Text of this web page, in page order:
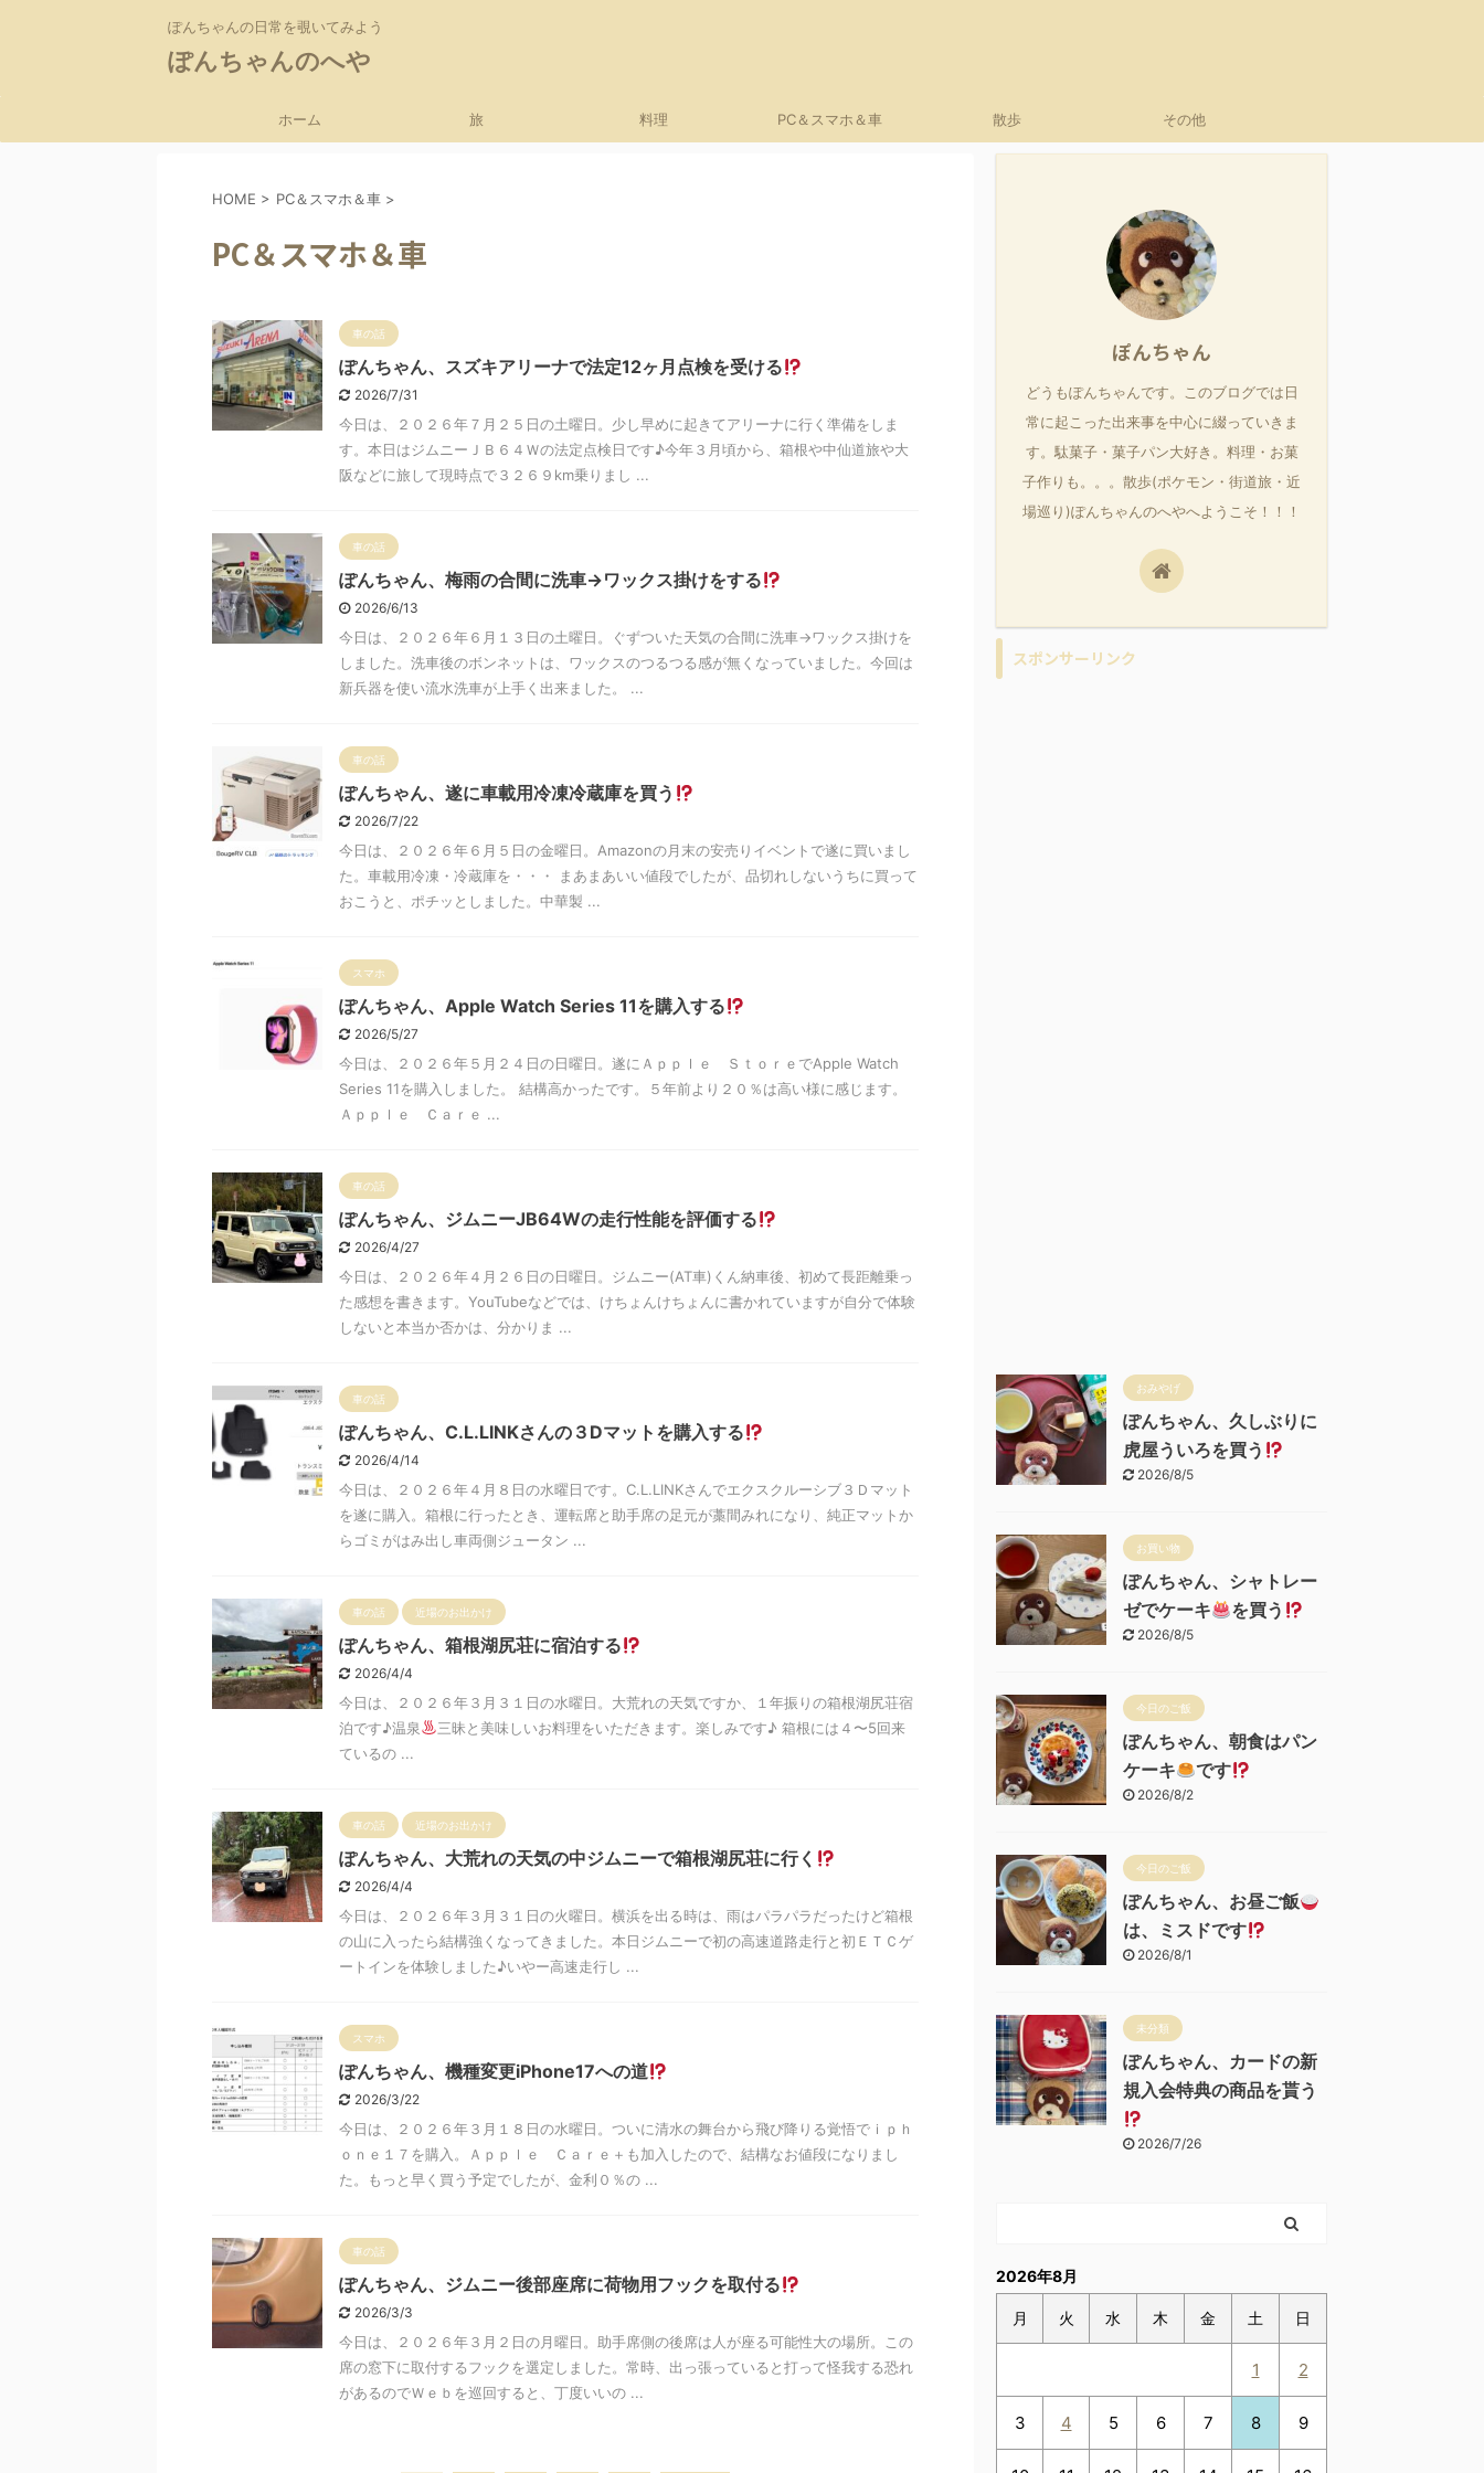
ぽんちゃんの日常を覗いてみよう
ぽんちゃんのへや
ホーム 旅 料理 PC＆スマホ＆車 散歩 その他
HOME > PC＆スマホ＆車 >
PC＆スマホ＆車
車の話
ぽんちゃん、スズキアリーナで法定12ヶ月点検を受ける
2026/7/31
今日は、２０２６年７月２５日の土曜日。少し早めに起きてアリーナに行く準備をしま
す。本日はジムニーＪＢ６４Ｗの法定点検日です♪今年３月頃から、箱根や中仙道旅や大
阪などに旅して現時点で３２６９km乗りまし ...
車の話
ぽんちゃん、梅雨の合間に洗車→ワックス掛けをする
2026/6/13
今日は、２０２６年６月１３日の土曜日。ぐずついた天気の合間に洗車→ワックス掛けを
しました。洗車後のボンネットは、ワックスのつるつる感が無くなっていました。今回は
新兵器を使い流水洗車が上手く出来ました。 ...
車の話
ぽんちゃん、遂に車載用冷凍冷蔵庫を買う
2026/7/22
今日は、２０２６年６月５日の金曜日。Amazonの月末の安売りイベントで遂に買いまし
た。車載用冷凍・冷蔵庫を・・・ まあまあいい値段でしたが、品切れしないうちに買って
おこうと、ポチッとしました。中華製 ...
スマホ
ぽんちゃん、Apple Watch Series 11を購入する
2026/5/27
今日は、２０２６年５月２４日の日曜日。遂にＡｐｐｌｅ ＳｔｏｒｅでApple Watch
Series 11を購入しました。 結構高かったです。５年前より２０％は高い様に感じます。
Ａｐｐｌｅ Ｃａｒｅ ...
車の話
ぽんちゃん、ジムニーJB64Wの走行性能を評価する
2026/4/27
今日は、２０２６年４月２６日の日曜日。ジムニー(AT車)くん納車後、初めて長距離乗っ
た感想を書きます。YouTubeなどでは、けちょんけちょんに書かれていますが自分で体験
しないと本当か否かは、分かりま ...
車の話
ぽんちゃん、C.L.LINKさんの３Dマットを購入する
2026/4/14
今日は、２０２６年４月８日の水曜日です。C.L.LINKさんでエクスクルーシブ３Ｄマット
を遂に購入。箱根に行ったとき、運転席と助手席の足元が藁間みれになり、純正マットか
らゴミがはみ出し車両側ジュータン ...
車の話 近場のお出かけ
ぽんちゃん、箱根湖尻荘に宿泊する
2026/4/4
今日は、２０２６年３月３１日の水曜日。大荒れの天気ですか、１年振りの箱根湖尻荘宿
泊です♪温泉
三昧と美味しいお料理をいただきます。楽しみです♪ 箱根には４〜5回来
ているの ...
車の話 近場のお出かけ
ぽんちゃん、大荒れの天気の中ジムニーで箱根湖尻荘に行く
2026/4/4
今日は、２０２６年３月３１日の火曜日。横浜を出る時は、雨はパラパラだったけど箱根
の山に入ったら結構強くなってきました。本日ジムニーで初の高速道路走行と初ＥＴＣゲ
ートインを体験しました♪いやー高速走行し ...
スマホ
ぽんちゃん、機種変更iPhone17への道
2026/3/22
今日は、２０２６年３月１８日の水曜日。ついに清水の舞台から飛び降りる覚悟でｉｐｈ
ｏｎｅ１７を購入。Ａｐｐｌｅ Ｃａｒｅ＋も加入したので、結構なお値段になりまし
た。もっと早く買う予定でしたが、金利０％の ...
車の話
ぽんちゃん、ジムニー後部座席に荷物用フックを取付る
2026/3/3
今日は、２０２６年３月２日の月曜日。助手席側の後席は人が座る可能性大の場所。この
席の窓下に取付するフックを選定しました。常時、出っ張っていると打って怪我する恐れ
があるのでＷｅｂを巡回すると、丁度いいの ...
ぽんちゃん
どうもぽんちゃんです。このブログでは日
常に起こった出来事を中心に綴っていきま
す。駄菓子・菓子パン大好き。料理・お菓
子作りも。。。散歩(ポケモン・街道旅・近
場巡り)ぽんちゃんのへやへようこそ！！！
スポンサーリンク
おみやげ
ぽんちゃん、久しぶりに
虎屋ういろを買う
2026/8/5
お買い物
ぽんちゃん、シャトレー
ゼでケーキ
を買う
2026/8/5
今日のご飯
ぽんちゃん、朝食はパン
ケーキ
です
2026/8/2
今日のご飯
ぽんちゃん、お昼ご飯
は、ミスドです
2026/8/1
未分類
ぽんちゃん、カードの新
規入会特典の商品を貰う
2026/7/26
2026年8月
月 火 水 木 金 土 日
1 2
3 4 5 6 7 8 9